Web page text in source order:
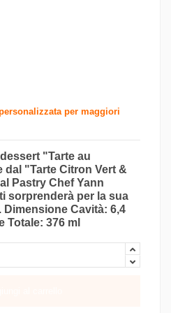
per maggiori
"Tarte au
dal "Tarte Citron Vert &
Pastry Chef Yann
sorprenderà per la sua
Dimensione Cavità: 6,4
Totale: 376 ml